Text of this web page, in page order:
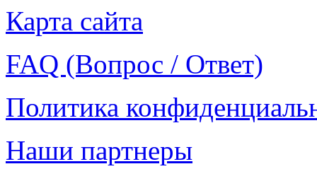
Карта сайта
FAQ (Вопрос / Ответ)
Политика
Наши партнеры